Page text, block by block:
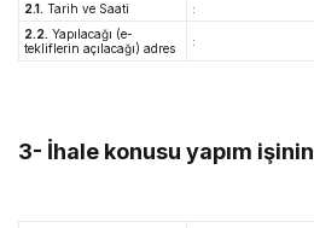
2.1. Tarih ve Saati :
2.2. Yapılacağı (e-
tekliflerin açılacağı) adres
:
3- İhale konusu yapım işinin